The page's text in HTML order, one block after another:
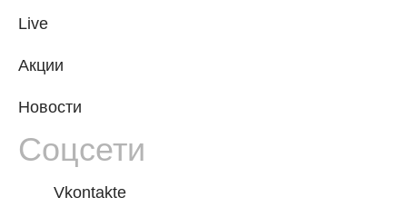
Live
Акции
Новости
Соцсети
Vkontakte